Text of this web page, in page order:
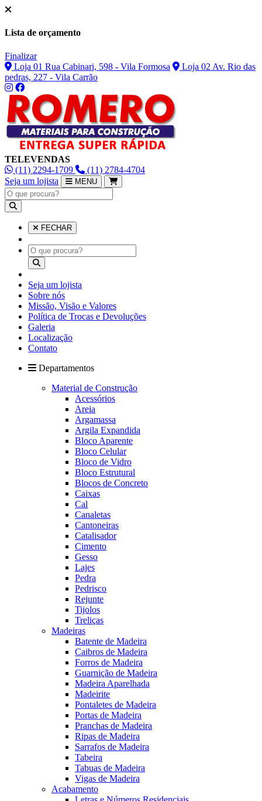
Lista de orçamento
Finalizar
Loja 01 Rua Cabinari, 598 - Vila Formosa
Loja 02 Av. Rio das
pedras, 227 - Vila Carrão
TELEVENDAS
(11) 2294-1709
(11) 2784-4704
Seja um lojista
MENU
FECHAR
Seja um lojista
Sobre nós
Missão, Visão e Valores
Política de Trocas e Devoluções
Galeria
Localização
Contato
Departamentos
Material de Construção
Acessórios
Areia
Argamassa
Argila Expandida
Bloco Aparente
Bloco Celular
Bloco de Vidro
Bloco Estrutural
Blocos de Concreto
Caixas
Cal
Canaletas
Cantoneiras
Catalisador
Cimento
Gesso
Lajes
Pedra
Pedrisco
Rejunte
Tijolos
Treliças
Madeiras
Batente de Madeira
Caibros de Madeira
Forros de Madeira
Guarnição de Madeira
Madeira Aparelhada
Madeirite
Pontaletes de Madeira
Portas de Madeira
Pranchas de Madeira
Ripas de Madeira
Sarrafos de Madeira
Tabeira
Tabuas de Madeira
Vigas de Madeira
Acabamento